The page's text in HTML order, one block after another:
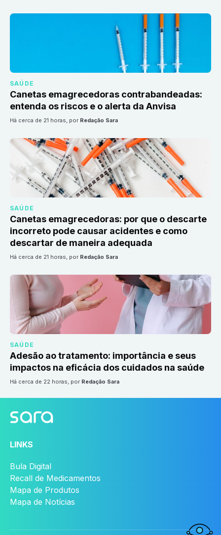
SAÚDE
Canetas emagrecedoras contrabandeadas:
entenda os riscos e o alerta da Anvisa
há cerca de 21 horas, por Redação Sara
SAÚDE
Canetas emagrecedoras: por que o descarte
incorreto pode causar acidentes e como
descartar de maneira adequada
há cerca de 21 horas, por Redação Sara
SAÚDE
Adesão ao tratamento: importância e seus
impactos na eficácia dos cuidados na saúde
há cerca de 22 horas, por Redação Sara
LINKS
Bula Digital
Recall de Medicamentos
Mapa de Produtos
Mapa de Notícias